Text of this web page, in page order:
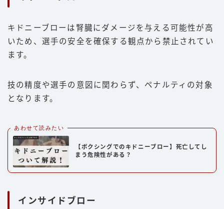
キドニーブローは腎臓にダメージを与える可能性が高
いため、選手の安全を確保する観点から禁止されてい
ます。
技の精度や選手の意図に関わらず、ペナルティの対象
となります。
あわせて読みたい
【ボクシングでのキドニーブロー】死亡してし
まう危険性がある？
インサイドブロー